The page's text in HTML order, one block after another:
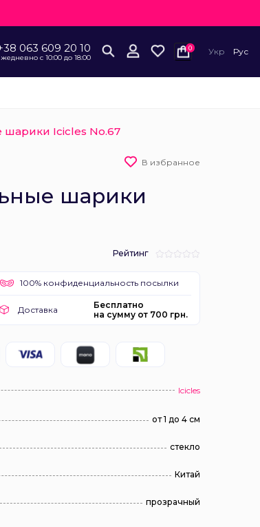
063 609 20 10
с 10:00 до 18:00
0 Укр Рус
Icicles No.67
В избранное
шарики
Рейтинг
100% конфиденциальность посылки
Доставка
Бесплатно
на сумму от 700 грн.
Icicles
от 1 до 4 см
стекло
Китай
прозрачный